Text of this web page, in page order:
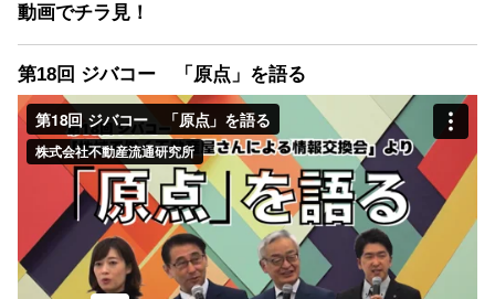
動画でチラ見！
第18回 ジバコー 「原点」を語る